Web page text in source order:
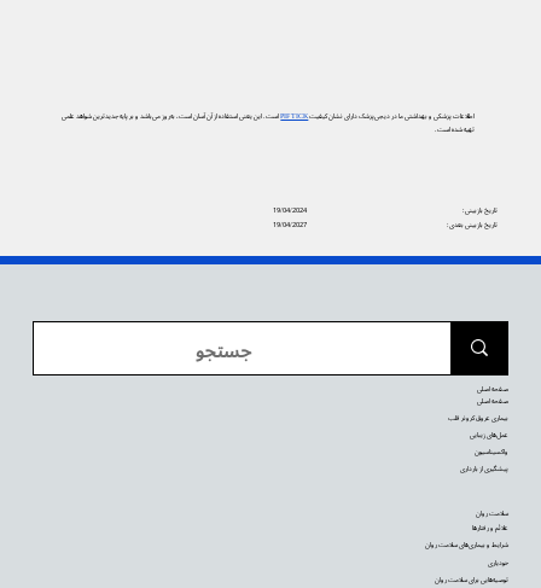
اطلاعات پزشکی و بهداشتی ما در دیجی‌پزشک دارای نشان کیفیتPIF TICKاست. این یعنی استفاده از آن آسان است، به‌روز می‌باشد و بر پایه جدیدترین شواهد علمی
تهیه شده است.
19/04/2024
تاریخ بازبینی:
19/04/2027
تاریخ بازبینی بعدی:
سلامت روان
علائم و رفتارها
شرایط و بیماری‌های سلامت روان
خودیاری
توصیه‌‌هایی برای سلامت روان
صفحه اصلی
صفحه اصلی
بیماری عروق کرونر قلب
عمل‌های زیبایی
واکسیناسیون
پیشگیری از بارداری